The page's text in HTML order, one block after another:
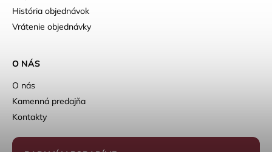
História objednávok
Vrátenie objednávky
O NÁS
O nás
Kamenná predajňa
Kontakty